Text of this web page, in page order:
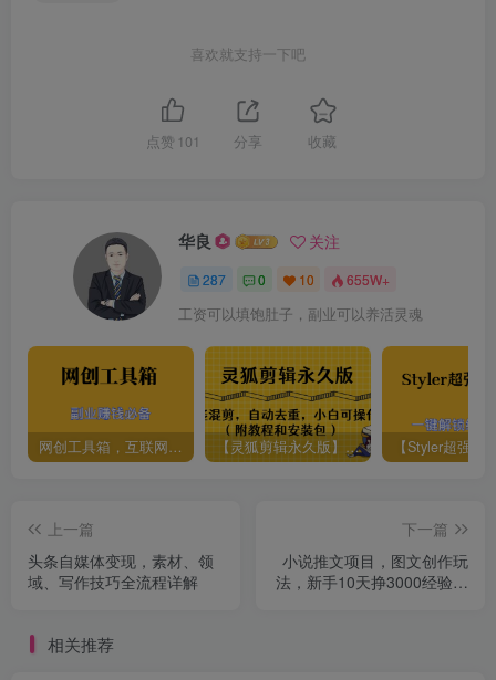
喜欢就支持一下吧
点赞 101 分享 收藏
华良 关注
287 0 10 655W+
工资可以填饱肚子，副业可以养活灵魂
网创工具箱，互联网人必备资源库！ 【灵狐剪辑永久版】AI视频剪辑利器，智能混剪＋自动去重，小白可操作（附教程＋安装包）
上一篇
头条自媒体变现，素材、领
域、写作技巧全流程详解
下一篇
小说推文项目，图文创作玩
法，新手10天挣3000经验分
相关推荐